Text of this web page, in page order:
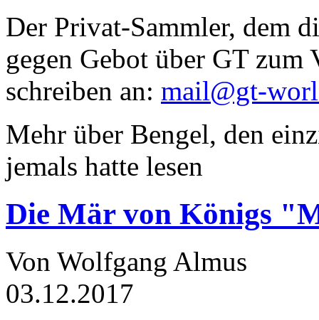
Der Privat-Sammler, dem
gegen Gebot über GT zum
schreiben an: mail@gt-
Mehr über Bengel, den
jemals hatte lesen
Die Mär von Königs
Von Wolfgang Almus
03.12.2017